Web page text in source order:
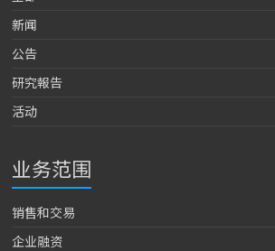
新闻
公告
研究報告
活动
业务范围
销售和交易
企业融资